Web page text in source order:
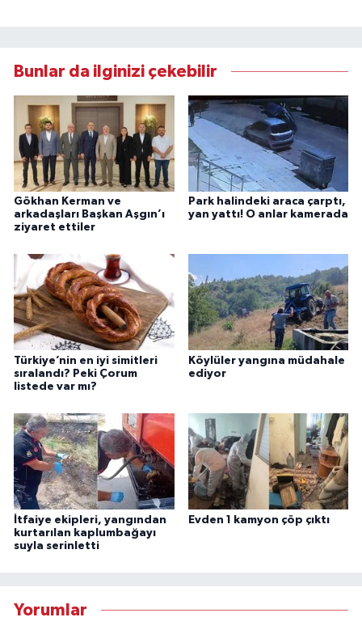
Bunlar da ilginizi çekebilir
Gökhan Kerman ve
arkadaşları Başkan Aşgın’ı
ziyaret ettiler
Park halindeki araca çarptı,
yan yattı! O anlar kamerada
Türkiye’nin en iyi simitleri
sıralandı? Peki Çorum
listede var mı?
Köylüler yangına müdahale
ediyor
İtfaiye ekipleri, yangından
kurtarılan kaplumbağayı
suyla serinletti
Evden 1 kamyon çöp çıktı
Yorumlar